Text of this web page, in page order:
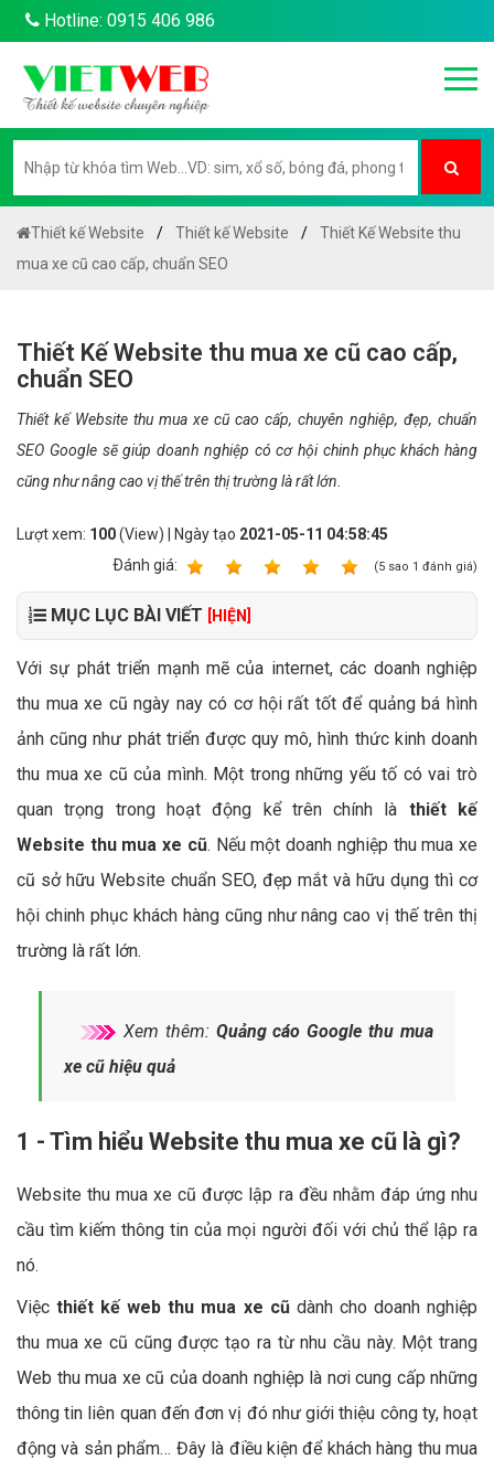
Hotline: 0915 406 986
Thiết kế Website Thiết kế Website
Thiết Kế Website thu
mua xe cũ cao cấp, chuẩn SEO
Thiết Kế Website thu mua xe cũ cao cấp,
chuẩn SEO
Thiết kế Website thu mua xe cũ cao cấp, chuyên nghiệp, đẹp, chuẩn
SEO Google sẽ giúp doanh nghiệp có cơ hội chinh phục khách hàng
cũng như nâng cao vị thế trên thị trường là rất lớn.
Lượt xem: 100(View) | Ngày tạo 2021-05-11 04:58:45
Ðánh giá:
(5 sao 1 đánh giá)
MỤC LỤC BÀI VIẾT [HIỆN]
Với sự phát triển mạnh mẽ của internet, các doanh nghiệp
thu mua xe cũ ngày nay có cơ hội rất tốt để quảng bá hình
ảnh cũng như phát triển được quy mô, hình thức kinh doanh
thu mua xe cũ của mình. Một trong những yếu tố có vai trò
quan trọng trong hoạt động kể trên chính là thiết kế
Website thu mua xe cũ. Nếu một doanh nghiệp thu mua xe
cũ sở hữu Website chuẩn SEO, đẹp mắt và hữu dụng thì cơ
hội chinh phục khách hàng cũng như nâng cao vị thế trên thị
trường là rất lớn.
Xem thêm: Quảng cáo Google thu mua
xe cũ hiệu quả
1 - Tìm hiểu Website thu mua xe cũ là gì?
Website thu mua xe cũ được lập ra đều nhằm đáp ứng nhu
cầu tìm kiếm thông tin của mọi người đối với chủ thể lập ra
nó.
Việcthiết kế web thu mua xe cũdành cho doanh nghiệp
thu mua xe cũ cũng được tạo ra từ nhu cầu này. Một trang
Web thu mua xe cũ của doanh nghiệp là nơi cung cấp những
thông tin liên quan đến đơn vị đó như giới thiệu công ty, hoạt
động và sản phẩm… Đây là điều kiện để khách hàng thu mua